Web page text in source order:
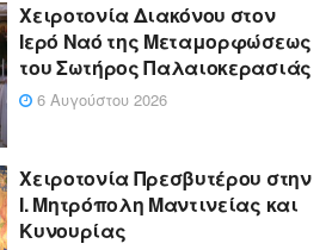
Χειροτονία Διακόνου στον
Ιερό Ναό της Μεταμορφώσεως
του Σωτήρος Παλαιοκερασιάς
6 Αυγούστου 2026
Xειροτονία Πρεσβυτέρου στην
Ι. Μητρόπολη Μαντινείας και
Κυνουρίας